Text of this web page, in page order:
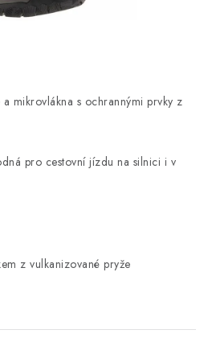
Návody na montáž
mikrovlákna s ochrannými prvky z
pro cestovní jízdu na silnici i v
z vulkanizované pryže